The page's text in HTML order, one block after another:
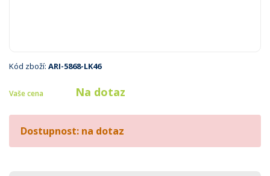
Kód zboží: ARI-5868-LK46
Vaše cena Na dotaz
Dostupnost: na dotaz